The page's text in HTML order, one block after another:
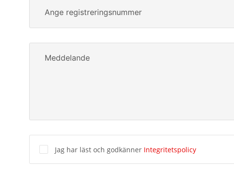
Ange registreringsnummer
Meddelande
Jag har läst och godkänner Integritetspolicy